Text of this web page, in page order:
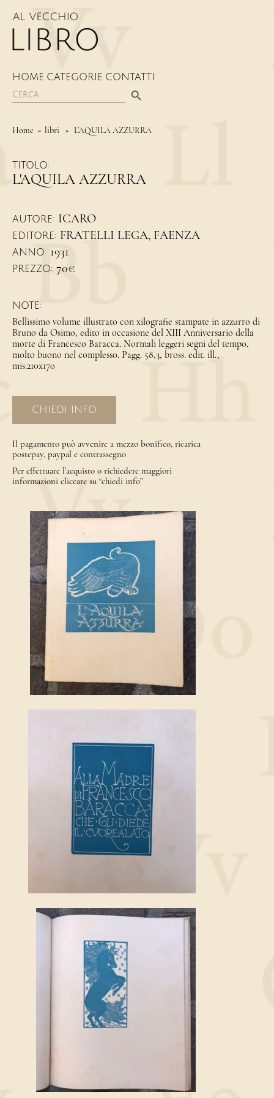
HOME CATEGORIE CONTATTI
Search
for:
Home » libri » L’AQUILA AZZURRA
TITOLO:
L'AQUILA AZZURRA
AUTORE: ICARO
EDITORE: FRATELLI LEGA, FAENZA
ANNO: 1931
PREZZO: 70€
NOTE:
Bellissimo volume illustrato con xilografie stampate in azzurro di
Bruno da Osimo, edito in occasione del XIII Anniversario della
morte di Francesco Baracca. Normali leggeri segni del tempo,
molto buono nel complesso. Pagg. 58,3, bross. edit. ill.,
mis.210x170
CHIEDI INFO
Il pagamento può avvenire a mezzo bonifico, ricarica
postepay, paypal e contrassegno
Per effettuare l’acquisto o richiedere maggiori
informazioni cliccare su “chiedi info”